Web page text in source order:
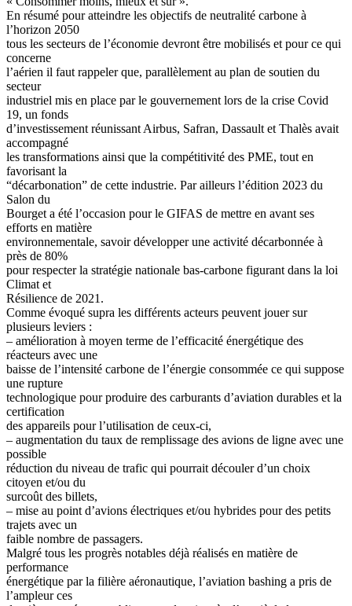
En résumé pour atteindre les objectifs de neutralité carbone à
l’horizon 2050
tous les secteurs de l’économie devront être mobilisés et pour ce qui
concerne
l’aérien il faut rappeler que, parallèlement au plan de soutien du
secteur
industriel mis en place par le gouvernement lors de la crise Covid
19, un fonds
d’investissement réunissant Airbus, Safran, Dassault et Thalès avait
accompagné
les transformations ainsi que la compétitivité des PME, tout en
favorisant la
“décarbonation” de cette industrie. Par ailleurs l’édition 2023 du
Salon du
Bourget a été l’occasion pour le GIFAS de mettre en avant ses
efforts en matière
environnementale, savoir développer une activité décarbonnée à
près de 80%
pour respecter la stratégie nationale bas-carbone figurant dans la loi
Climat et
Résilience de 2021.
Comme évoqué supra les différents acteurs peuvent jouer sur
plusieurs leviers :
– amélioration à moyen terme de l’efficacité énergétique des
réacteurs avec une
baisse de l’intensité carbone de l’énergie consommée ce qui suppose
une rupture
technologique pour produire des carburants d’aviation durables et la
certification
des appareils pour l’utilisation de ceux-ci,
– augmentation du taux de remplissage des avions de ligne avec une
possible
réduction du niveau de trafic qui pourrait découler d’un choix
citoyen et/ou du
surcoût des billets,
– mise au point d’avions électriques et/ou hybrides pour des petits
trajets avec un
faible nombre de passagers.
Malgré tous les progrès notables déjà réalisés en matière de
performance
énergétique par la filière aéronautique, l’aviation bashing a pris de
l’ampleur ces